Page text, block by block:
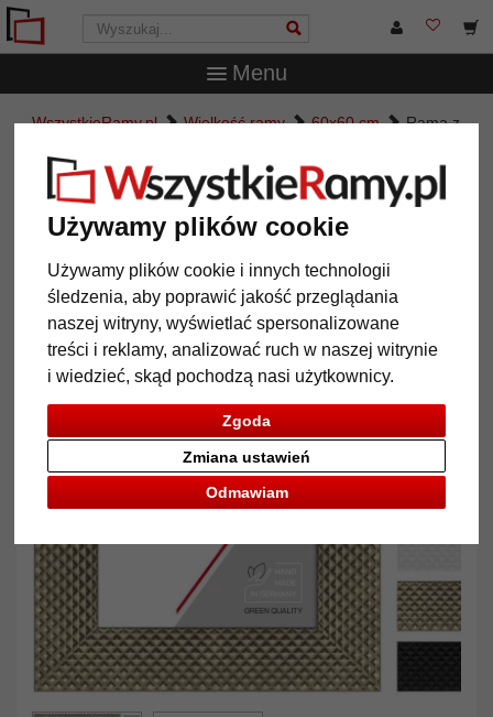
Używamy plików cookie
Używamy plików cookie i innych technologii
śledzenia, aby poprawić jakość przeglądania
naszej witryny, wyświetlać spersonalizowane
treści i reklamy, analizować ruch w naszej witrynie
i wiedzieć, skąd pochodzą nasi użytkownicy.
Zgoda
Odmawiam
Zmiana ustawień
Menu
WszystkieRamy.pl Wielkość ramy 60x60 cm
Rama z
Rama z tworzywa sztucznego
Kairo